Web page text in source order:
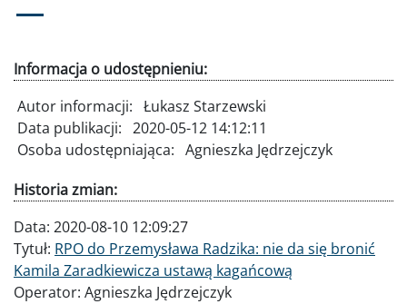
Informacja o udostępnieniu:
Autor informacji: Łukasz Starzewski
Data publikacji: 2020-05-12 14:12:11
Osoba udostępniająca: Agnieszka Jędrzejczyk
Historia zmian:
Data: 2020-08-10 12:09:27
Tytuł: RPO do Przemysława Radzika: nie da się bronić
Kamila Zaradkiewicza ustawą kagańcową
Operator: Agnieszka Jędrzejczyk